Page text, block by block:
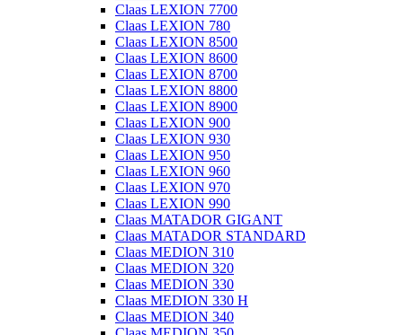
Claas LEXION 7700
Claas LEXION 780
Claas LEXION 8500
Claas LEXION 8600
Claas LEXION 8700
Claas LEXION 8800
Claas LEXION 8900
Claas LEXION 900
Claas LEXION 930
Claas LEXION 950
Claas LEXION 960
Claas LEXION 970
Claas LEXION 990
Claas MATADOR GIGANT
Claas MATADOR STANDARD
Claas MEDION 310
Claas MEDION 320
Claas MEDION 330
Claas MEDION 330 H
Claas MEDION 340